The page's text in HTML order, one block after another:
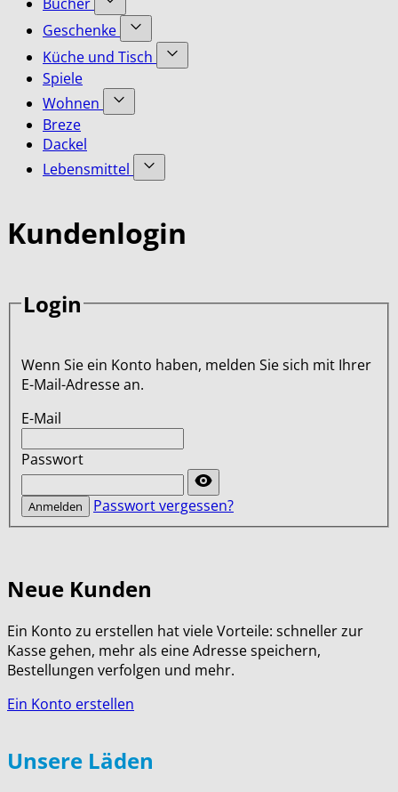
Accessoires
category
for
Bekleidung
category
Show
submenu
for
Bücher
Geschenke
Show
submenu
Küche und Tisch
Show
Spiele
Wohnen
Show
Wohnen
category
Breze
Dackel
Lebensmittel
Show
Lebensmittel
category
Kundenlogin
Login
Wenn Sie ein Konto haben, melden Sie sich mit Ihrer
E-Mail-Adresse an.
E-Mail
Passwort
Password
hidden
Anmelden Passwort vergessen?
Neue Kunden
Ein Konto zu erstellen hat viele Vorteile: schneller zur
Kasse gehen, mehr als eine Adresse speichern,
Bestellungen verfolgen und mehr.
Ein Konto erstellen
Unsere Läden